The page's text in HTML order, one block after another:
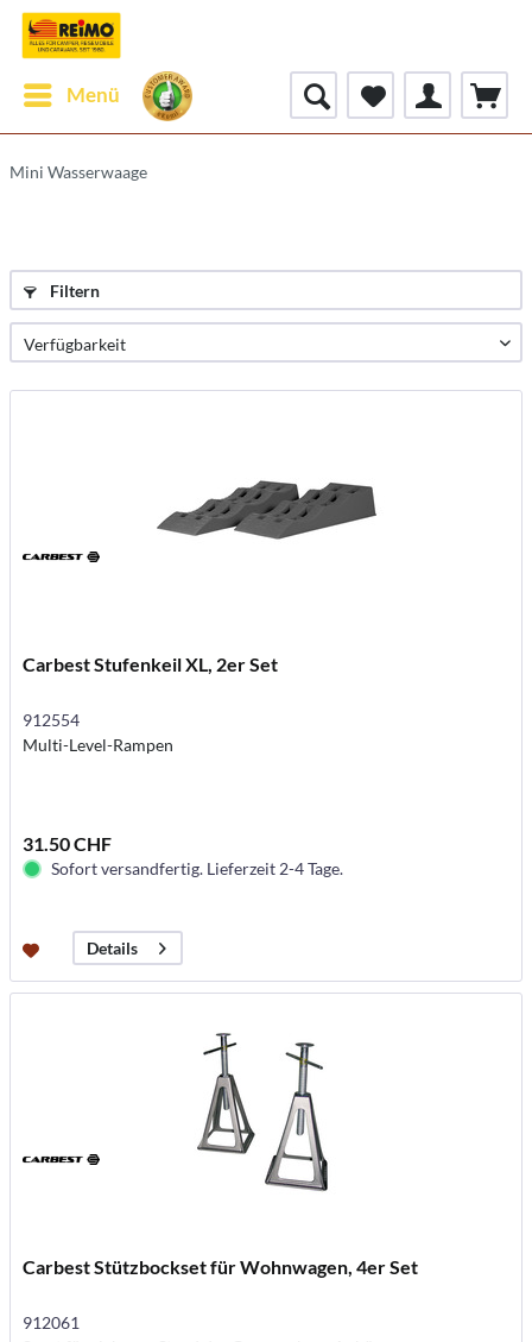
Menü
Mini Wasserwaage
Filtern
Carbest Stufenkeil XL, 2er Set
912554
Multi-Level-Rampen
31.50 CHF
Sofort versandfertig. Lieferzeit 2-4 Tage.
Details
Carbest Stützbockset für Wohnwagen, 4er Set
912061